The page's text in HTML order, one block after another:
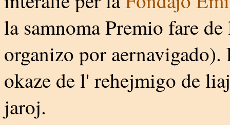
la samnoma Premio fare
organizo por
okaze de l' rehejmigo de
jaroj.